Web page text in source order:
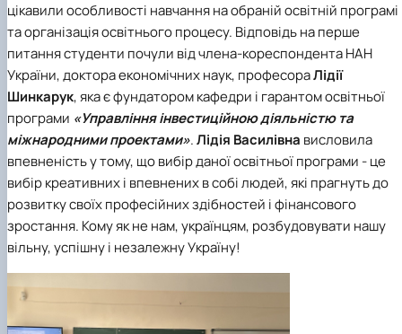
цікавили особливості навчання на обраній освітній програмі
та організація освітнього процесу. Відповідь на перше
питання студенти почули від члена-кореспондента НАН
України, доктора економічних наук, професораЛідії
Шинкарук, яка є фундатором кафедри і гарантом освітньої
програми «Управління інвестиційною діяльністю та
міжнародними проектами».Лідія Василівна висловила
впевненість у тому, що вибір даної освітньої програми - це
вибір креативних і впевнених в собі людей, які прагнуть до
розвитку своїх професійних здібностей і фінансового
зростання. Кому як не нам, українцям, розбудовувати нашу
вільну, успішну і незалежну Україну!